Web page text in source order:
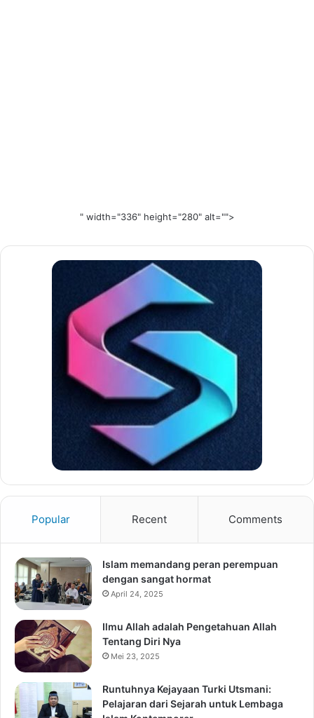
" width="336" height="280" alt="">
Popular Recent Comments
Islam memandang peran perempuan
dengan sangat hormat
April 24, 2025
Ilmu Allah adalah Pengetahuan Allah
Tentang Diri Nya
Mei 23, 2025
Runtuhnya Kejayaan Turki Utsmani:
Pelajaran dari Sejarah untuk Lembaga